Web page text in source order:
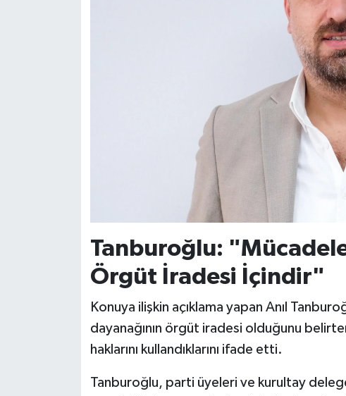
Tanburoğlu:
Örgüt İradesi İçindir"
Konuya ilişkin açıklama yapan Anıl
dayanağının örgüt iradesi olduğunu
haklarını kullandıklarını ifade etti.
Tanburoğlu, parti üyeleri ve kurultay